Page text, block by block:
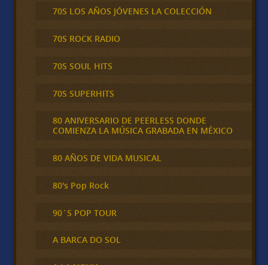
70S LOS AÑOS JÓVENES LA COLECCIÓN
70S ROCK RADIO
70S SOUL HITS
70S SUPERHITS
80 ANIVERSARIO DE PEERLESS DONDE
COMIENZA LA MÚSICA GRABADA EN MÉXICO
80 AÑOS DE VIDA MUSICAL
80's Pop Rock
90´S POP TOUR
A BARCA DO SOL